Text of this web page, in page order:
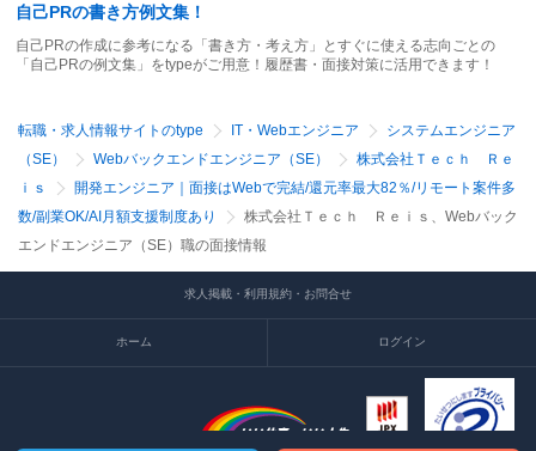
自己PRの書き方例文集！
自己PRの作成に参考になる「書き方・考え方」とすぐに使える志向ごとの
「自己PRの例文集」をtypeがご用意！履歴書・面接対策に活用できます！
転職・求人情報サイトのtype IT・Webエンジニア
システムエンジニア
（SE）
Webバックエンドエンジニア（SE）
株式会社Ｔｅｃｈ Ｒｅ
ｉｓ
開発エンジニア｜面接はWebで完結/還元率最大82％/リモート案件多
数/副業OK/AI月額支援制度あり
株式会社Ｔｅｃｈ Ｒｅｉｓ、Webバック
エンドエンジニア（SE）職の面接情報
求人掲載・利用規約・お問合せ
ホーム ログイン